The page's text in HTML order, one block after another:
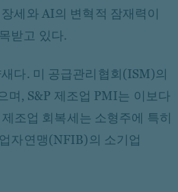
세와 AI의 변혁적 잠재력이
받고 있다.
다. 미 공급관리협회(ISM)의
며, S&P 제조업 PMI는 이보다
조업 회복세는 소형주에 특히
자연맹(NFIB)의 소기업